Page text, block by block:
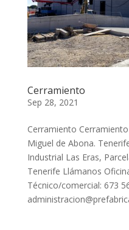
Cerramiento
Sep 28, 2021
Cerramiento
Miguel de Abona.
Industrial Las Eras,
Tenerife Llámanos
Técnico/comercial: 673